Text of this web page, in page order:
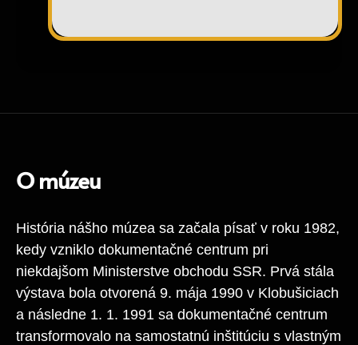
O múzeu
História nášho múzea sa začala písať v roku 1982,
kedy vzniklo dokumentačné centrum pri
niekdajšom Ministerstve obchodu SSR. Prvá stála
výstava bola otvorená 9. mája 1990 v Klobušiciach
a následne 1. 1. 1991 sa dokumentačné centrum
transformovalo na samostatnú inštitúciu s vlastným